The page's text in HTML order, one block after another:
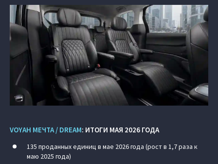
VOYAH МЕЧТА / DREAM: ИТОГИ МАЯ 2026 ГОДА
135 проданных единиц в мае 2026 года (рост в 1,7 раза к
маю 2025 года)